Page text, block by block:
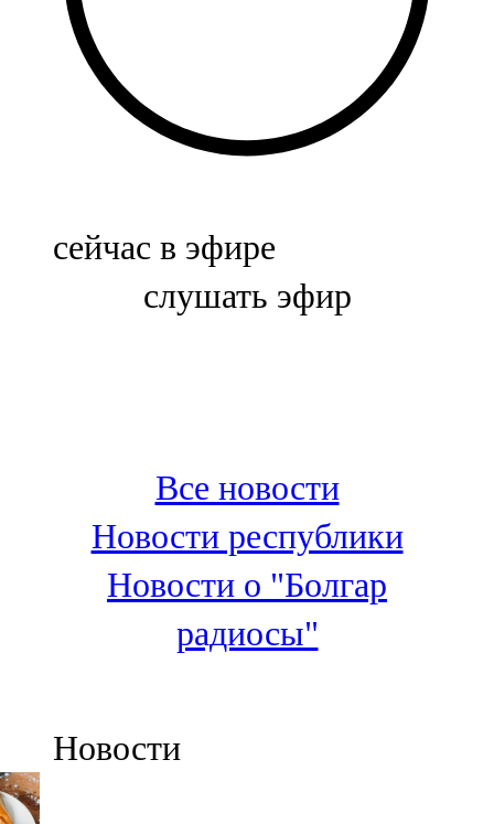
Баулы
107,5 FM
Биләр
Болгар
100,3 FM
Зәй
106,6 FM
Кадыбаш
105,2 FM
91,5 FM
сейчас в эфире
слушать эфир
Все новости
Новости республики
Новости о "Болгар
радиосы"
Новости